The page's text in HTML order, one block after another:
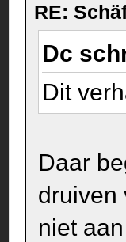
RE:
Dc
Dit
Daar
druiven
niet